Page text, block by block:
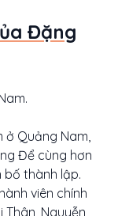
Đặng
ở Quảng Nam,
Để cùng hơn
bố thành lập.
viên chính
Thân, Nguyễn